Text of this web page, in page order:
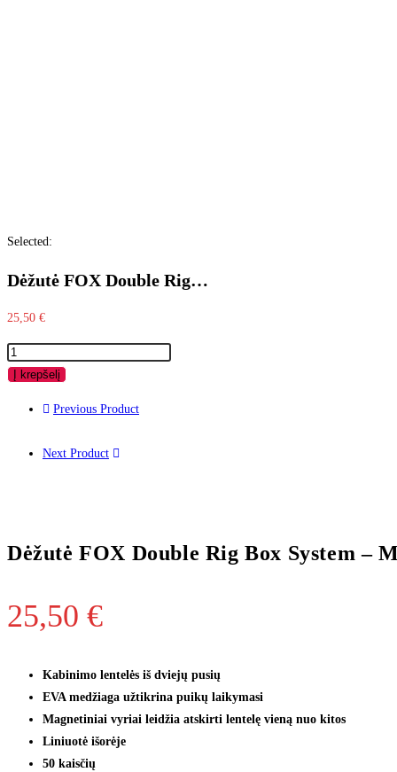
Selected:
Dėžutė FOX Double Rig…
25,50 €
Į krepšelį
Previous Product
Next Product
Dėžutė FOX Double Rig Box System –
25,50 €
Kabinimo lentelės iš dviejų pusių
EVA medžiaga užtikrina puikų laikymasi
Magnetiniai vyriai leidžia atskirti lentelę vieną nuo kitos
Liniuotė išorėje
50 kaisčių